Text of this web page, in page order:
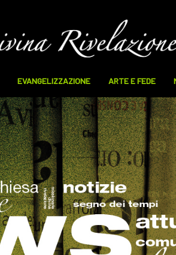
EVANGELIZZAZIONE ARTE E FEDE